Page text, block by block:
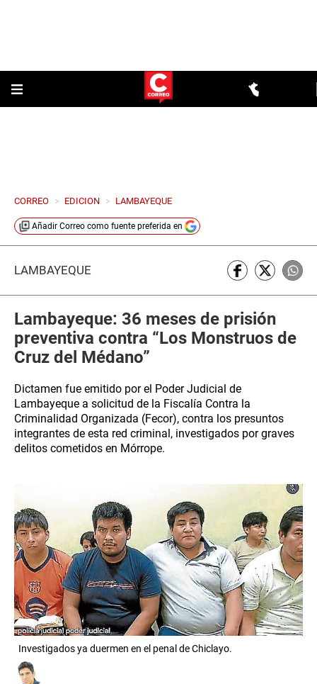
CORREO > EDICION > LAMBAYEQUE
Añadir Correo como fuente preferida en
LAMBAYEQUE
Lambayeque: 36 meses de prisión
preventiva contra “Los Monstruos de
Cruz del Médano”
Dictamen fue emitido por el Poder Judicial de
Lambayeque a solicitud de la Fiscalía Contra la
Criminalidad Organizada (Fecor), contra los presuntos
integrantes de esta red criminal, investigados por graves
delitos cometidos en Mórrope.
Investigados ya duermen en el penal de Chiclayo.